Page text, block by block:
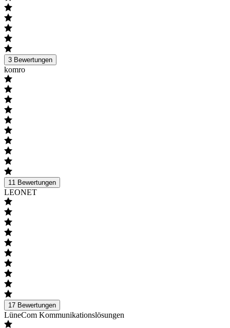
3 Bewertungen
komro
11 Bewertungen
LEONET
17 Bewertungen
LüneCom Kommunikationslösungen